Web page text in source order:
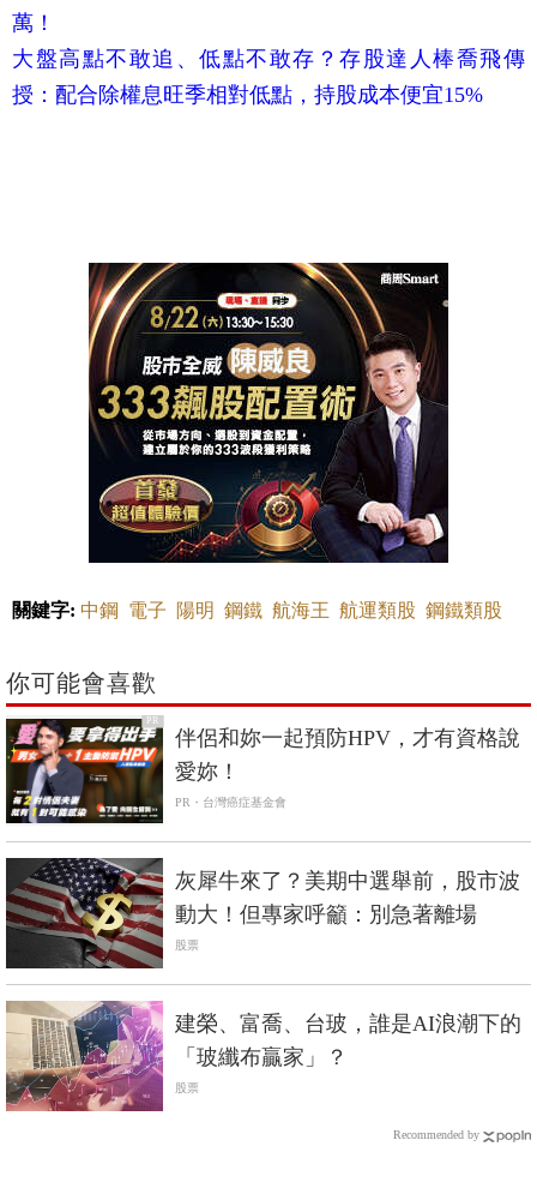
萬！
大盤高點不敢追、低點不敢存？存股達人棒喬飛傳
授：配合除權息旺季相對低點，持股成本便宜15%
關鍵字: 中鋼 電子 陽明 鋼鐵 航海王 航運類股 鋼鐵類股
你可能會喜歡
PR
伴侶和妳一起預防HPV，才有資格說
愛妳！
PR・台灣癌症基金會
灰犀牛來了？美期中選舉前，股市波
動大！但專家呼籲：別急著離場
股票
建榮、富喬、台玻，誰是AI浪潮下的
「玻纖布贏家」？
股票
Recommended by